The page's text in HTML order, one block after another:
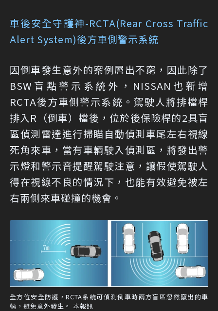
車後安全守護神-RCTA(Rear Cross Traffic
Alert System)後方車側警示系統
因倒車發生意外的案例層出不窮，因此除了
BSW盲點警示系統外，NISSAN也新增
RCTA後方車側警示系統。駕駛人將排檔桿
排入R（倒車）檔後，位於後保險桿的2具盲
區偵測雷達進行掃瞄自動偵測車尾左右視線
死角來車，當有車輛駛入偵測區，將發出警
示燈和警示音提醒駕駛注意，讓假使駕駛人
得在視線不良的情況下，也能有效避免被左
右兩側來車碰撞的機會。
全方位安全防護，RCTA系統可偵測倒車時兩方盲區忽然竄出的車
輛，避免意外發生。 本報訊